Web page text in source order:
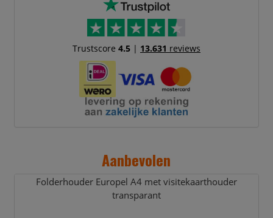
Trustscore 4.5| 13.631 reviews
Aanbevolen
Folderhouder Europel A4 met visitekaarthouder
transparant